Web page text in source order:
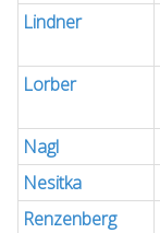
Lindner
Lorber
Nagl
Nesitka
Renzenberg